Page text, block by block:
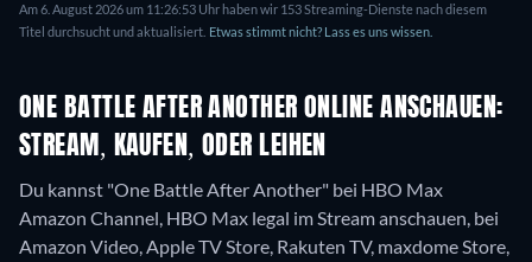
Am 6. August 2026 um 11:26:53 Uhr haben wir 153 Streaming-Dienste nach diesem
Titel durchsucht und aktualisiert. Etwas stimmt nicht? Lass es uns wissen.
ONE BATTLE AFTER ANOTHER ONLINE ANSCHAUEN:
STREAM, KAUFEN, ODER LEIHEN
Du kannst "One Battle After Another" bei HBO Max
Amazon Channel, HBO Max legal im Stream anschauen, bei
Amazon Video, Apple TV Store, Rakuten TV, maxdome Store,